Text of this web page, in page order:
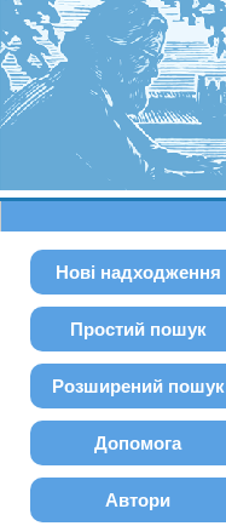
Нові надходження
Простий пошук
Розширений пошук
Допомога
Автори